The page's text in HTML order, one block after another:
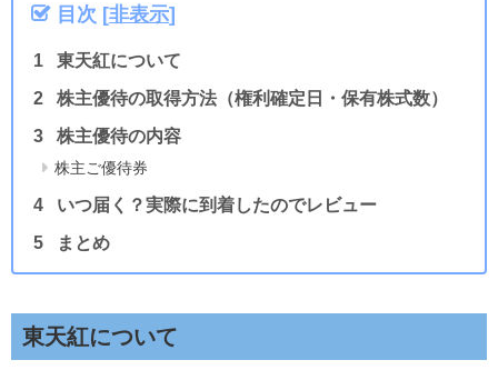
目次 [非表示]
東天紅について
株主優待の取得方法（権利確定日・保有株式数）
株主優待の内容
株主ご優待券
いつ届く？実際に到着したのでレビュー
まとめ
東天紅について